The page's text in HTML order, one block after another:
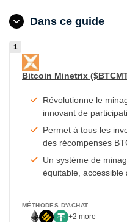
Dans ce guide
Bitcoin Minetrix
Révolutionne le
innovant de
Permet à tous les
des récompenses
Un système de
équitable, accessible
MÉTHODES D'ACHAT
+2 more